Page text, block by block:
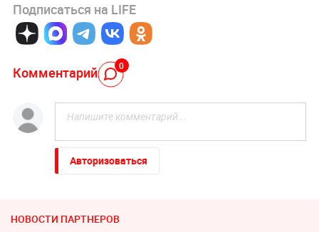
Подписаться на LIFE
Комментарий 0
Авторизоваться
НОВОСТИ ПАРТНЕРОВ